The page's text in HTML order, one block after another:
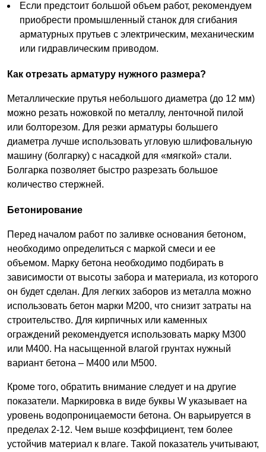
Если предстоит большой объем работ, рекомендуем
приобрести промышленный станок для сгибания
арматурных прутьев с электрическим, механическим
или гидравлическим приводом.
Как отрезать арматуру нужного размера?
Металлические прутья небольшого диаметра (до 12 мм)
можно резать ножовкой по металлу, ленточной пилой
или болторезом. Для резки арматуры большего
диаметра лучше использовать угловую шлифовальную
машину (болгарку) с насадкой для «мягкой» стали.
Болгарка позволяет быстро разрезать большое
количество стержней.
Бетонирование
Перед началом работ по заливке основания бетоном,
необходимо определиться с маркой смеси и ее
объемом. Марку бетона необходимо подбирать в
зависимости от высоты забора и материала, из которого
он будет сделан. Для легких заборов из металла можно
использовать бетон марки М200, что снизит затраты на
строительство. Для кирпичных или каменных
ограждений рекомендуется использовать марку М300
или М400. На насыщенной влагой грунтах нужный
вариант бетона – М400 или М500.
Кроме того, обратить внимание следует и на другие
показатели. Маркировка в виде буквы W указывает на
уровень водопроницаемости бетона. Он варьируется в
пределах 2-12. Чем выше коэффициент, тем более
устойчив материал к влаге. Такой показатель учитывают,